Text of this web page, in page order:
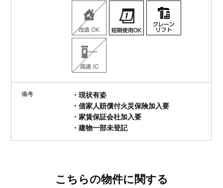
備考
・現状有姿
・借家人賠償付火災保険加入要
・家賃保証会社加入要
・建物一部未登記
こちらの物件に関する